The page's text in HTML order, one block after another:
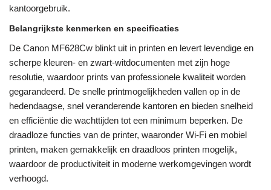
kantoorgebruik.
Belangrijkste kenmerken en specificaties
De Canon MF628Cw blinkt uit in printen en levert levendige en
scherpe kleuren- en zwart-witdocumenten met zijn hoge
resolutie, waardoor prints van professionele kwaliteit worden
gegarandeerd. De snelle printmogelijkheden vallen op in de
hedendaagse, snel veranderende kantoren en bieden snelheid
en efficiëntie die wachttijden tot een minimum beperken. De
draadloze functies van de printer, waaronder Wi-Fi en mobiel
printen, maken gemakkelijk en draadloos printen mogelijk,
waardoor de productiviteit in moderne werkomgevingen wordt
verhoogd.